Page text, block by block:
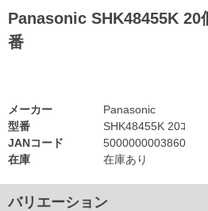
Panasonic SHK48455K 20
番
型番
SHK48455K 20ｺ
JANコード
5000000003860
在庫
在庫あり
メーカー Panasonic
バリエーション